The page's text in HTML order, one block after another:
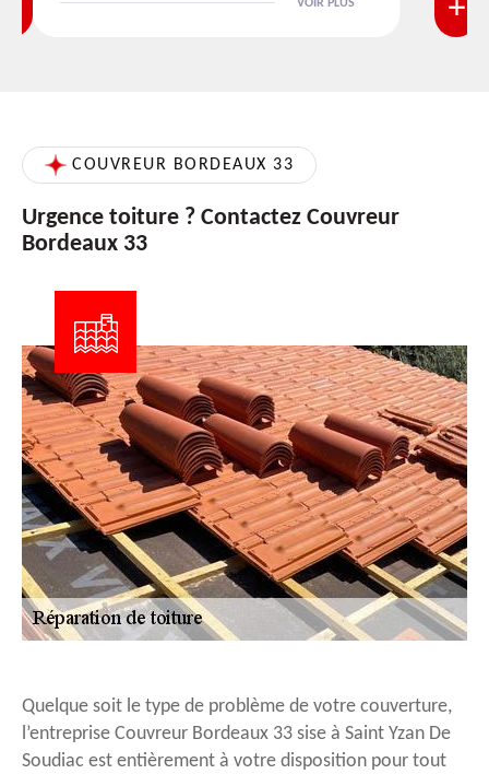
VOIR PLUS
COUVREUR BORDEAUX 33
Urgence toiture ? Contactez Couvreur
Bordeaux 33
Quelque soit le type de problème de votre couverture,
l’entreprise Couvreur Bordeaux 33 sise à Saint Yzan De
Soudiac est entièrement à votre disposition pour tout